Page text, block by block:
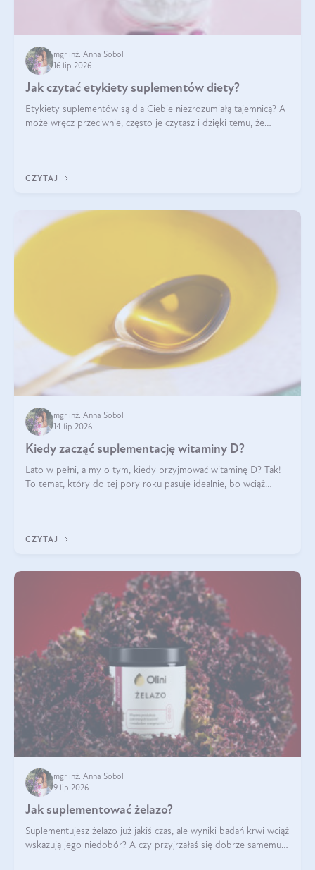
mgr inż. Anna Sobol
16 lip 2026
Jak czytać etykiety suplementów diety?
Etykiety suplementów są dla Ciebie niezrozumiałą tajemnicą? A
może wręcz przeciwnie, często je czytasz i dzięki temu, że
CZYTAJ
mgr inż. Anna Sobol
14 lip 2026
Kiedy zacząć suplementację witaminy D?
Lato w pełni, a my o tym, kiedy przyjmować witaminę D? Tak!
To temat, który do tej pory roku pasuje idealnie, bo wciąż
CZYTAJ
mgr inż. Anna Sobol
9 lip 2026
Jak suplementować żelazo?
Suplementujesz żelazo już jakiś czas, ale wyniki badań krwi wciąż
wskazują jego niedobór? A czy przyjrzałaś się dobrze samemu